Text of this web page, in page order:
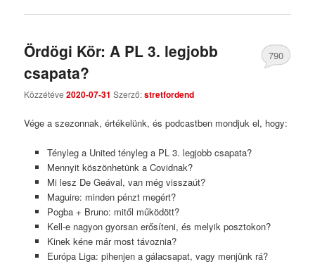
Ördögi Kör: A PL 3. legjobb
csapata?
Közzétéve2020-07-31 Szerző:stretfordend
790
Vége a szezonnak, értékelünk, és podcastben mondjuk el, hogy:
Tényleg a United tényleg a PL 3. legjobb csapata?
Mennyit köszönhetünk a Covidnak?
Mi lesz De Geával, van még visszaút?
Maguire: minden pénzt megért?
Pogba + Bruno: mitől működött?
Kell-e nagyon gyorsan erősíteni, és melyik posztokon?
Kinek kéne már most távoznia?
Európa Liga: pihenjen a gálacsapat, vagy menjünk rá?